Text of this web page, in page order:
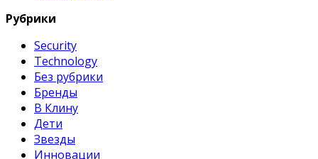
Рубрики
Security
Technology
Без рубрики
Бренды
В Клину
Дети
Звезды
Инновации